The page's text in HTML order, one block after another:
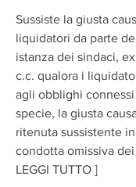
Sussiste la giusta
liquidatori da parte
istanza dei sindaci,
c.c. qualora i
agli obblighi
specie, la giusta
ritenuta sussistente
condotta omissiva
LEGGI TUTTO ]